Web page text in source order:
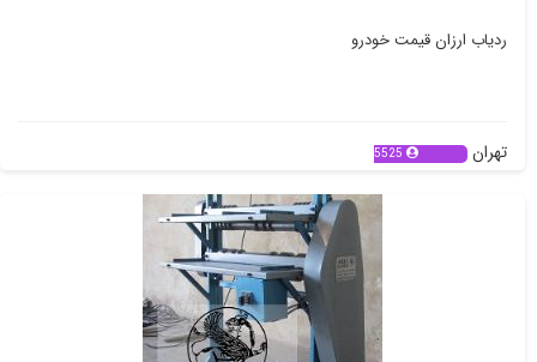
ردیاب ارزان قیمت خودرو
تهران 5525